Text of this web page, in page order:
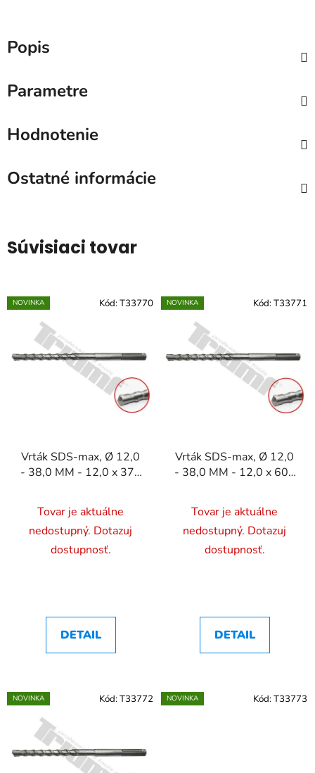
Popis
Parametre
Hodnotenie
Ostatné informácie
Súvisiaci tovar
NOVINKA
Vrták SDS-max, Ø 12,0
- 38,0 MM - 12,0 x 370
Tovar je aktuálne
nedostupný. Dotazuj
dostupnosť.
DETAIL
Kód:T33770 NOVINKA
Vrták SDS-max, Ø 12,0
- 38,0 MM - 12,0 x 600
Tovar je aktuálne
nedostupný. Dotazuj
dostupnosť.
DETAIL
Kód:T33771
NOVINKA Kód:T33772 NOVINKA Kód:T33773